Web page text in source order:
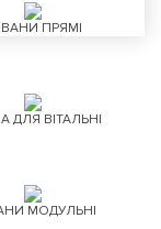
ПРЯМІ
ДЛЯ ВІТАЛЬНІ
МОДУЛЬНІ